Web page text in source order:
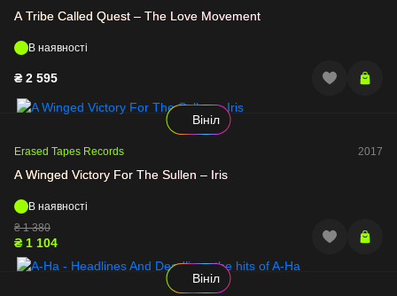
A Tribe Called Quest – The Love Movement
В наявності
₴ 2 595
Вініл
Erased Tapes Records 2017
A Winged Victory For The Sullen – Iris
В наявності
₴1 380
₴ 1 104
Вініл